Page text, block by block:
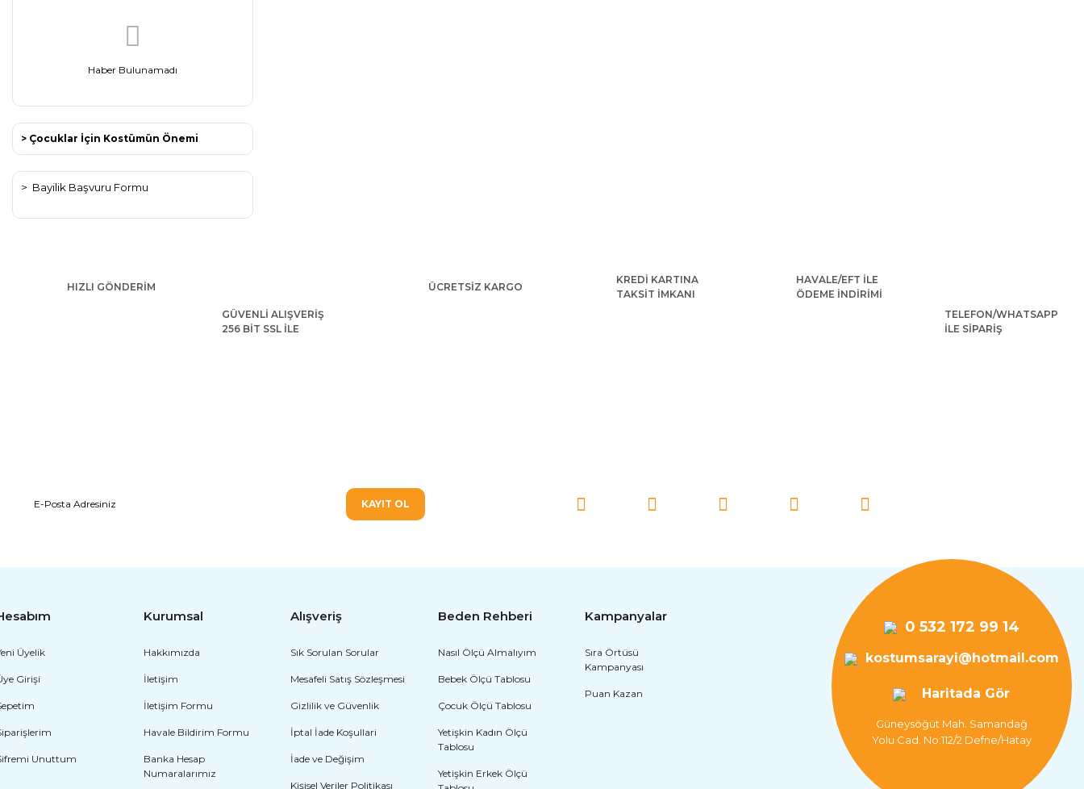
Haber Bulunamadı
> Çocuklar İçin Kostümün Önemi
> Bayilik Başvuru Formu
HIZLI GÖNDERİM
GÜVENLİ ALIŞVERİŞ
256 BİT SSL İLE
ÜCRETSİZ KARGO
KREDİ KARTINA
TAKSİT İMKANI
HAVALE/EFT İLE
ÖDEME İNDİRİMİ
TELEFON/WHATSAPP
İLE SİPARİŞ
KAYIT OL
Üyelik
Girişi
Unuttum
Kurumsal
Hakkımızda
İletişim
İletişim Formu
Havale Bildirim Formu
Banka Hesap
Numaralarımız
Alışveriş
Sık Sorulan Sorular
Mesafeli Satış Sözleşmesi
Gizlilik ve Güvenlik
İptal İade Koşullari
İade ve Değişim
Kişisel Veriler Politikası
Beden Rehberi
Nasıl Ölçü Almalıyım
Bebek Ölçü Tablosu
Çocuk Ölçü Tablosu
Yetişkin Kadın Ölçü
Tablosu
Yetişkin Erkek Ölçü
Kampanyalar
Sıra Örtüsü
Kampanyası
Puan Kazan
0 532 172 99 14
kostumsarayi@hotmail.com
Haritada Gör
Güneysöğüt Mah. Samandağ
Yolu Cad. No:112/2 Defne/Hatay